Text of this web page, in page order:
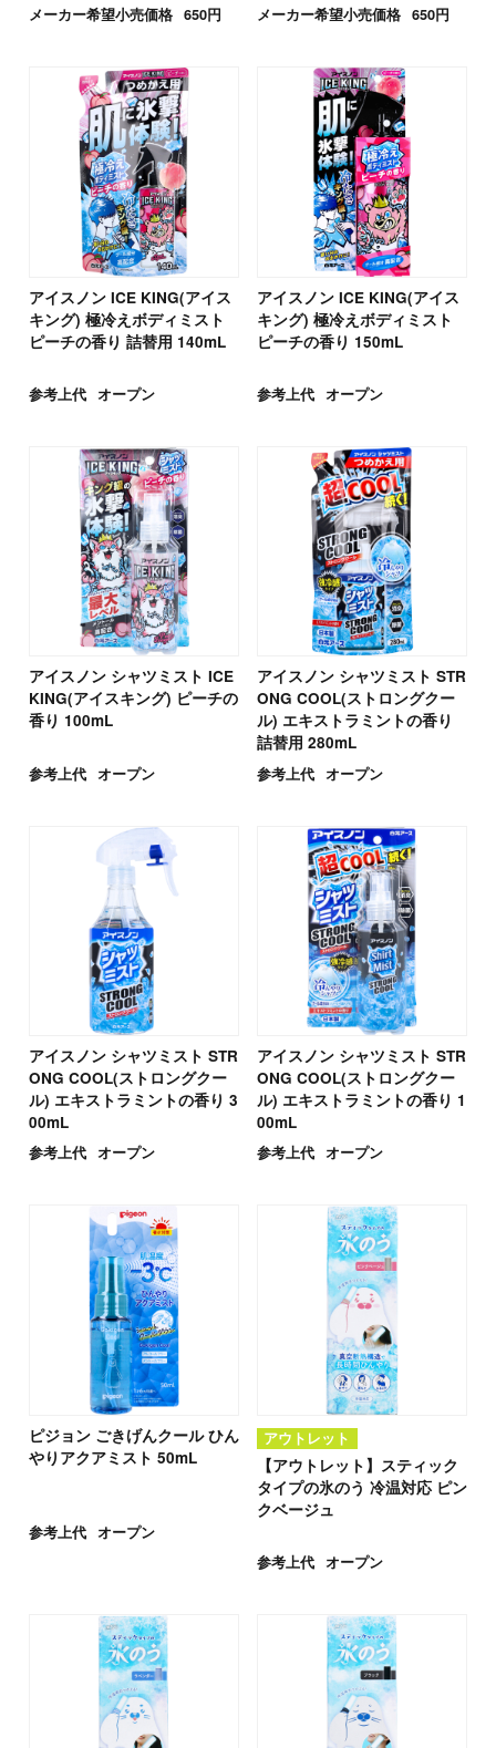
メーカー希望小売価格 650円 メーカー希望小売価格 650円
アイスノン ICE KING(アイス
キング) 極冷えボディミスト
ピーチの香り 詰替用 140mL
参考上代 オープン
アイスノン ICE KING(アイス
キング) 極冷えボディミスト
ピーチの香り 150mL
参考上代 オープン
アイスノン シャツミスト ICE
KING(アイスキング) ピーチの
香り 100mL
参考上代 オープン
アイスノン シャツミスト STR
ONG COOL(ストロングクー
ル) エキストラミントの香り
詰替用 280mL
参考上代 オープン
アイスノン シャツミスト STR
ONG COOL(ストロングクー
ル) エキストラミントの香り 3
00mL
参考上代 オープン
アイスノン シャツミスト STR
ONG COOL(ストロングクー
ル) エキストラミントの香り 1
00mL
参考上代 オープン
ピジョン ごきげんクール ひん
やりアクアミスト 50mL
参考上代 オープン
アウトレット
【アウトレット】スティック
タイプの氷のう 冷温対応 ピン
クベージュ
参考上代 オープン